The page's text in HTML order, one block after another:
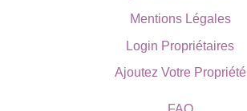
Mentions Légales
Login Propriétaires
Ajoutez Votre Propriété